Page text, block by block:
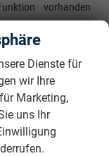
vorhanden
vorhanden
Regelung
vorhanden
vorhanden
Safe-Sicherung
Dienste für
wir Ihre
Marketing,
uns Ihr